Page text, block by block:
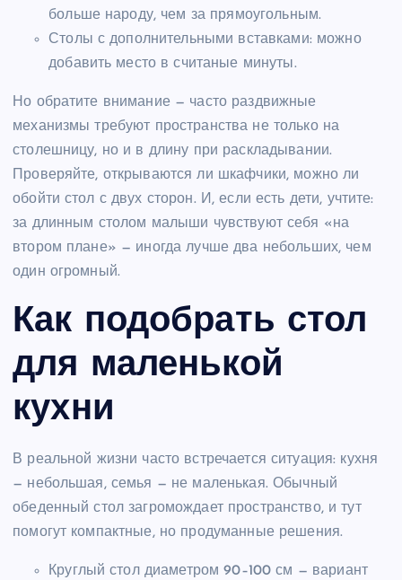
больше народу, чем за прямоугольным.
Столы с дополнительными вставками: можно
добавить место в считаные минуты.
Но обратите внимание — часто раздвижные
механизмы требуют пространства не только на
столешницу, но и в длину при раскладывании.
Проверяйте, открываются ли шкафчики, можно ли
обойти стол с двух сторон. И, если есть дети, учтите:
за длинным столом малыши чувствуют себя «на
втором плане» — иногда лучше два небольших, чем
один огромный.
Как подобрать стол
для маленькой
кухни
В реальной жизни часто встречается ситуация: кухня
— небольшая, семья — не маленькая. Обычный
обеденный стол загромождает пространство, и тут
помогут компактные, но продуманные решения.
Круглый стол диаметром 90–100 см — вариант